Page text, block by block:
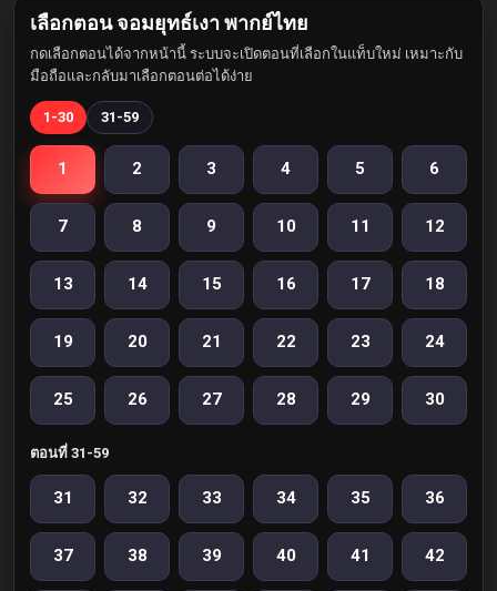
เลือกตอน จอมยุทธ์เงา พากย์ไทย
กดเลือกตอนได้จากหน้านี้ ระบบจะเปิดตอนที่เลือกในแท็บใหม่ เหมาะกับ
มือถือและกลับมาเลือกตอนต่อได้ง่าย
1-30 31-59
1 2 3 4 5 6
7 8 9 10 11 12
13 14 15 16 17 18
19 20 21 22 23 24
25 26 27 28 29 30
ตอนที่ 31-59
31 32 33 34 35 36
37 38 39 40 41 42